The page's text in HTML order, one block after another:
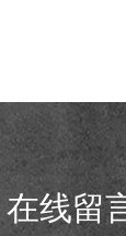
在线留